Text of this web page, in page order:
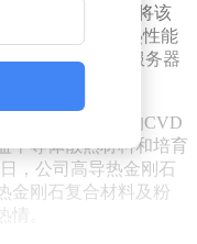
GPU服务器，并将该
因其优异的导热性能
被视为高端AI服务器
总投资10亿元的CVD
半导体散热材料和培育
，公司高导热金刚石
金刚石复合材料及粉
情。